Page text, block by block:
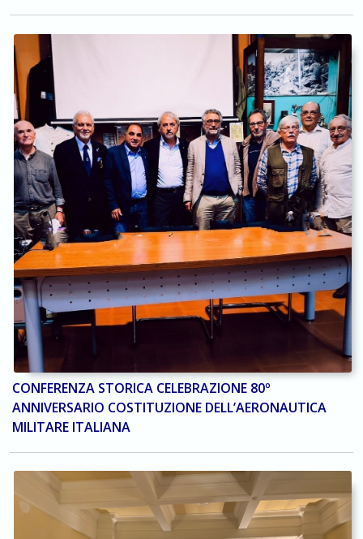
CONFERENZA STORICA CELEBRAZIONE 80º
ANNIVERSARIO COSTITUZIONE DELL’AERONAUTICA
MILITARE ITALIANA